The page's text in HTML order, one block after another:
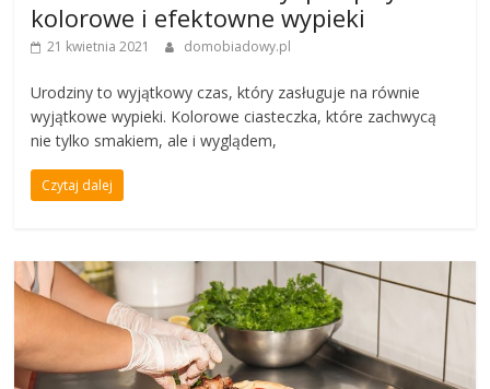
kolorowe i efektowne wypieki
21 kwietnia 2021 domobiadowy.pl
Urodziny to wyjątkowy czas, który zasługuje na równie
wyjątkowe wypieki. Kolorowe ciasteczka, które zachwycą
nie tylko smakiem, ale i wyglądem,
Czytaj dalej